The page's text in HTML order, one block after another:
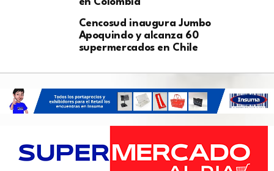
Cencosud inaugura Jumbo
Apoquindo y alcanza 60
supermercados en Chile